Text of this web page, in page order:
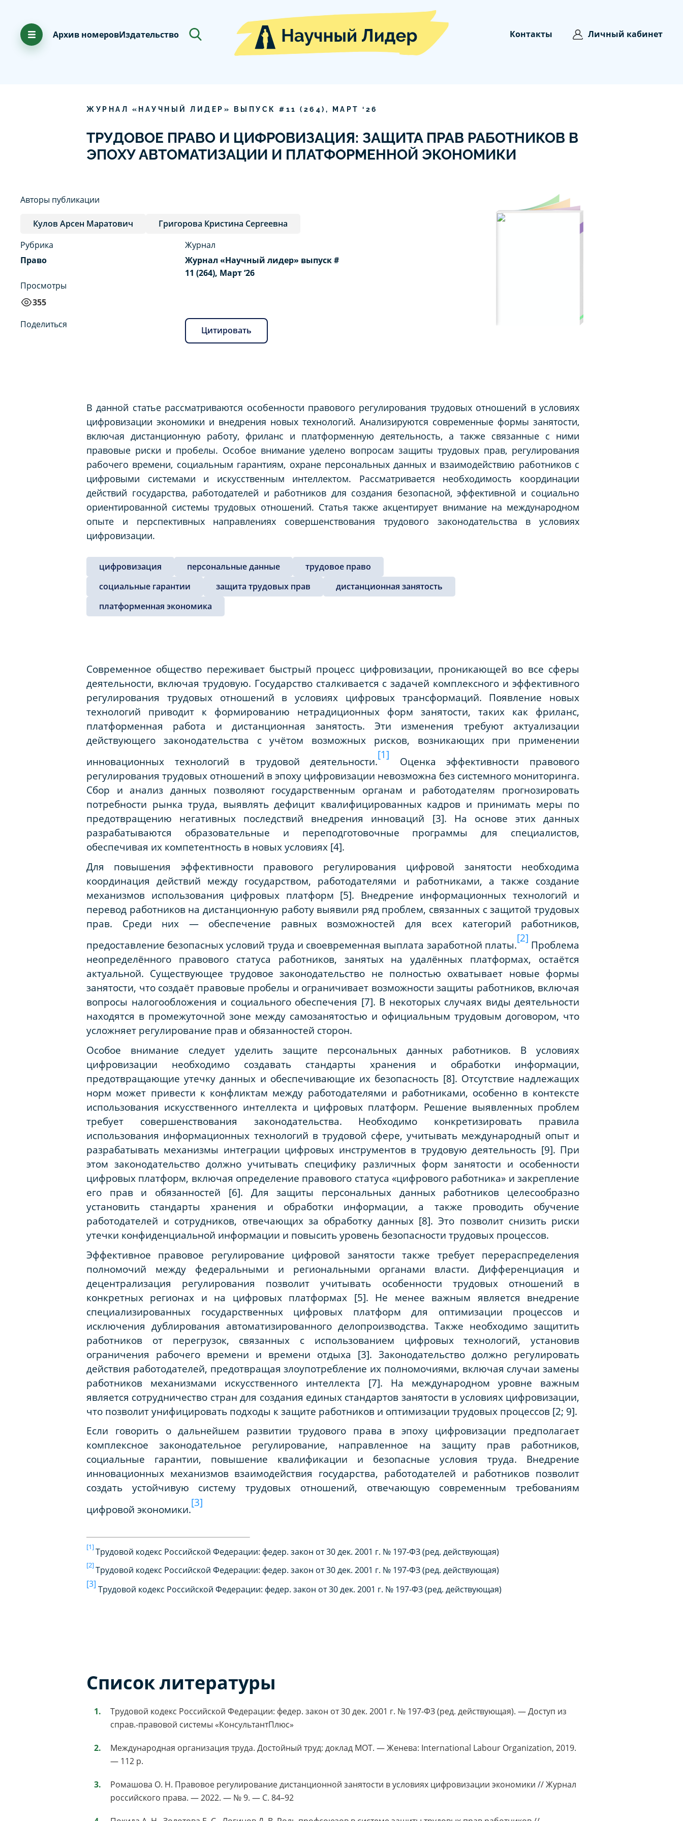
Архив номеровИздательство Контакты Личный кабинет
ЖУРНАЛ «НАУЧНЫЙ ЛИДЕР» ВЫПУСК # 11 ( 264), МАРТ ‘ 26
ТРУДОВОЕ ПРАВО И ЦИФРОВИЗАЦИЯ: ЗАЩИТА ПРАВ РАБОТНИКОВ В
ЭПОХУ АВТОМАТИЗАЦИИ И ПЛАТФОРМЕННОЙ ЭКОНОМИКИ
Авторы публикации
Кулов Арсен Маратович
Григорова Кристина Сергеевна
Рубрика
Право
Просмотры
355
Журнал
Журнал «Научный лидер» выпуск #
11 (264), Март ‘26
Поделиться
Цитировать
В данной статье рассматриваются особенности правового регулирования трудовых отношений в условиях
цифровизации экономики и внедрения новых технологий. Анализируются современные формы занятости,
включая дистанционную работу, фриланс и платформенную деятельность, а также связанные с ними
правовые риски и пробелы. Особое внимание уделено вопросам защиты трудовых прав, регулирования
рабочего времени, социальным гарантиям, охране персональных данных и взаимодействию работников с
цифровыми системами и искусственным интеллектом. Рассматривается необходимость координации
действий государства, работодателей и работников для создания безопасной, эффективной и социально
ориентированной системы трудовых отношений. Статья также акцентирует внимание на международном
опыте и перспективных направлениях совершенствования трудового законодательства в условиях
цифровизации.
цифровизация персональные данные
трудовое право
социальные гарантии
защита трудовых прав
дистанционная занятость
платформенная экономика
Современное общество переживает быстрый процесс цифровизации, проникающей во все сферы
деятельности, включая трудовую. Государство сталкивается с задачей комплексного и эффективного
регулирования трудовых отношений в условиях цифровых трансформаций. Появление новых
технологий приводит к формированию нетрадиционных форм занятости, таких как фриланс,
платформенная работа и дистанционная занятость. Эти изменения требуют актуализации
действующего законодательства с учётом возможных рисков, возникающих при применении
инновационных технологий в трудовой деятельности.
[1]
Оценка эффективности правового
регулирования трудовых отношений в эпоху цифровизации невозможна без системного мониторинга.
Сбор и анализ данных позволяют государственным органам и работодателям прогнозировать
потребности рынка труда, выявлять дефицит квалифицированных кадров и принимать меры по
предотвращению негативных последствий внедрения инноваций [3]. На основе этих данных
разрабатываются образовательные и переподготовочные программы для специалистов,
обеспечивая их компетентность в новых условиях [4].
Для повышения эффективности правового регулирования цифровой занятости необходима
координация действий между государством, работодателями и работниками, а также создание
механизмов использования цифровых платформ [5]. Внедрение информационных технологий и
перевод работников на дистанционную работу выявили ряд проблем, связанных с защитой трудовых
прав. Среди них — обеспечение равных возможностей для всех категорий работников,
предоставление безопасных условий труда и своевременная выплата заработной платы.
[2]
Проблема
неопределённого правового статуса работников, занятых на удалённых платформах, остаётся
актуальной. Существующее трудовое законодательство не полностью охватывает новые формы
занятости, что создаёт правовые пробелы и ограничивает возможности защиты работников, включая
вопросы налогообложения и социального обеспечения [7]. В некоторых случаях виды деятельности
находятся в промежуточной зоне между самозанятостью и официальным трудовым договором, что
усложняет регулирование прав и обязанностей сторон.
Особое внимание следует уделить защите персональных данных работников. В условиях
цифровизации необходимо создавать стандарты хранения и обработки информации,
предотвращающие утечку данных и обеспечивающие их безопасность [8]. Отсутствие надлежащих
норм может привести к конфликтам между работодателями и работниками, особенно в контексте
использования искусственного интеллекта и цифровых платформ. Решение выявленных проблем
требует совершенствования законодательства. Необходимо конкретизировать правила
использования информационных технологий в трудовой сфере, учитывать международный опыт и
разрабатывать механизмы интеграции цифровых инструментов в трудовую деятельность [9]. При
этом законодательство должно учитывать специфику различных форм занятости и особенности
цифровых платформ, включая определение правового статуса «цифрового работника» и закрепление
его прав и обязанностей [6]. Для защиты персональных данных работников целесообразно
установить стандарты хранения и обработки информации, а также проводить обучение
работодателей и сотрудников, отвечающих за обработку данных [8]. Это позволит снизить риски
утечки конфиденциальной информации и повысить уровень безопасности трудовых процессов.
Эффективное правовое регулирование цифровой занятости также требует перераспределения
полномочий между федеральными и региональными органами власти. Дифференциация и
децентрализация регулирования позволит учитывать особенности трудовых отношений в
конкретных регионах и на цифровых платформах [5]. Не менее важным является внедрение
специализированных государственных цифровых платформ для оптимизации процессов и
исключения дублирования автоматизированного делопроизводства. Также необходимо защитить
работников от перегрузок, связанных с использованием цифровых технологий, установив
ограничения рабочего времени и времени отдыха [3]. Законодательство должно регулировать
действия работодателей, предотвращая злоупотребление их полномочиями, включая случаи замены
работников механизмами искусственного интеллекта [7]. На международном уровне важным
является сотрудничество стран для создания единых стандартов занятости в условиях цифровизации,
что позволит унифицировать подходы к защите работников и оптимизации трудовых процессов [2; 9].
Если говорить о дальнейшем развитии трудового права в эпоху цифровизации предполагает
комплексное законодательное регулирование, направленное на защиту прав работников,
социальные гарантии, повышение квалификации и безопасные условия труда. Внедрение
инновационных механизмов взаимодействия государства, работодателей и работников позволит
создать устойчивую систему трудовых отношений, отвечающую современным требованиям
цифровой экономики.
[3]
[1]Трудовой кодекс Российской Федерации: федер. закон от 30 дек. 2001 г. № 197-ФЗ (ред. действующая)
[2]Трудовой кодекс Российской Федерации: федер. закон от 30 дек. 2001 г. № 197-ФЗ (ред. действующая)
[3]
Трудовой кодекс Российской Федерации: федер. закон от 30 дек. 2001 г. № 197-ФЗ (ред. действующая)
Список литературы
Трудовой кодекс Российской Федерации: федер. закон от 30 дек. 2001 г. № 197-ФЗ (ред. действующая). — Доступ из
справ.-правовой системы «КонсультантПлюс»
Международная организация труда. Достойный труд: доклад МОТ. — Женева: International Labour Organization, 2019.
— 112 p.
Ромашова О. Н. Правовое регулирование дистанционной занятости в условиях цифровизации экономики // Журнал
российского права. — 2022. — № 9. — С. 84–92